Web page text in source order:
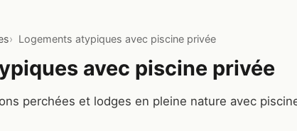
Logements atypiques avec piscine privée
avec piscine privée
perchées et lodges en pleine nature avec